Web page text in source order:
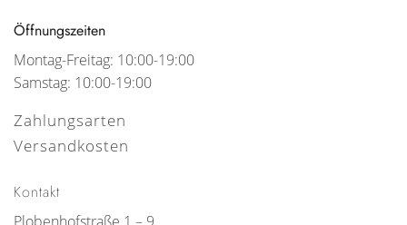
Öffnungszeiten
Montag-Freitag: 10:00-19:00
Samstag: 10:00-19:00
Zahlungsarten
Versandkosten
Kontakt